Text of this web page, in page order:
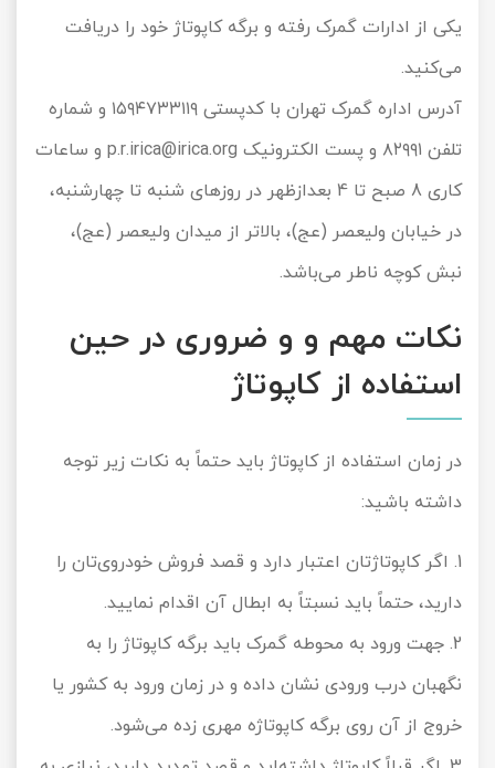
یکی از ادارات گمرک رفته و برگه کاپوتاژ خود را دریافت
می‌کنید.
آدرس اداره گمرک تهران با کدپستی ۱۵۹۴۷۳۳۱۱۹ و شماره
تلفن ۸۲۹۹۱ و پست الکترونیک p.r.irica@irica.org و ساعات
کاری 8 صبح تا 4 بعدازظهر در روزهای شنبه تا چهارشنبه،
در خیابان ولیعصر (عج)، بالاتر از میدان ولیعصر (عج)،
نبش کوچه ناطر می‌باشد.
نکات مهم و و ضروری در حین
استفاده از کاپوتاژ
در زمان استفاده از کاپوتاژ باید حتماً به نکات زیر توجه
داشته باشید:
1. اگر کاپوتاژتان اعتبار دارد و قصد فروش خودروی‌تان را
دارید، حتماً باید نسبتاً به ابطال آن اقدام نمایید.
2. جهت ورود به محوطه گمرک باید برگه کاپوتاژ را به
نگهبان درب ورودی نشان داده و در زمان ورود به کشور یا
خروج از آن روی برگه کاپوتاژه مهری زده می‌شود.